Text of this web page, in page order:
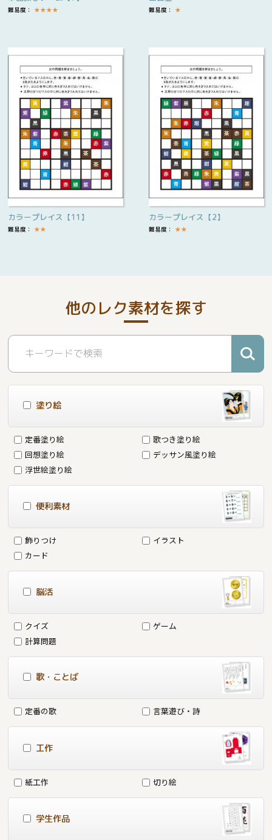
難易度： ★★★★ 難易度： ★
カラープレイス【11】
難易度： ★★
カラープレイス【2】
難易度： ★★
他のレク素材を探す
塗り絵
定番塗り絵
歌つき塗り絵
回想塗り絵
デッサン風塗り絵
浮世絵塗り絵
便利素材
飾りつけ
イラスト
カード
脳活
クイズ
ゲーム
計算問題
歌・ことば
定番の歌 言葉遊び・詩
工作
紙工作 切り絵
学生作品